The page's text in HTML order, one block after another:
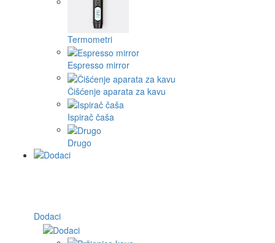
Termometri
Espresso mirror
Čišćenje aparata za kavu
Ispirač čaša
Drugo
Dodaci